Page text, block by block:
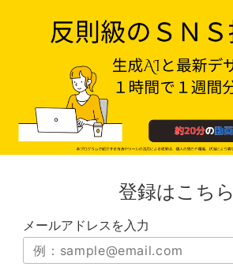
登録はこちら
メールアドレスを入力